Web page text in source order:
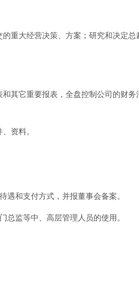
重大经营决策、方案；研究和决定总
其它重要报表，全盘控制公司的财务
资料。
遇和支付方式，并报董事会备案。
总监等中、高层管理人员的使用。